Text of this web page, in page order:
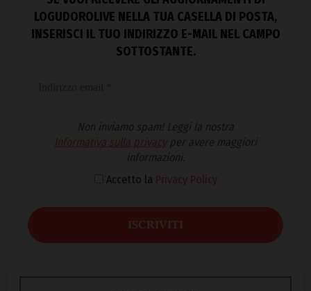
LOGUDOROLIVE NELLA TUA CASELLA DI POSTA,
INSERISCI IL TUO INDIRIZZO E-MAIL NEL CAMPO
SOTTOSTANTE.
Non inviamo spam! Leggi la nostra
Informativa sulla privacyper avere maggiori
informazioni.
Accetto la Privacy Policy